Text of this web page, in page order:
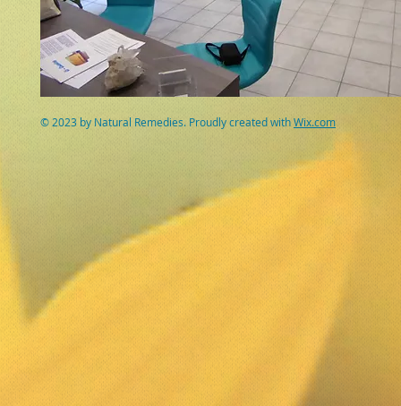
© 2023 by Natural Remedies. Proudly created withWix.com